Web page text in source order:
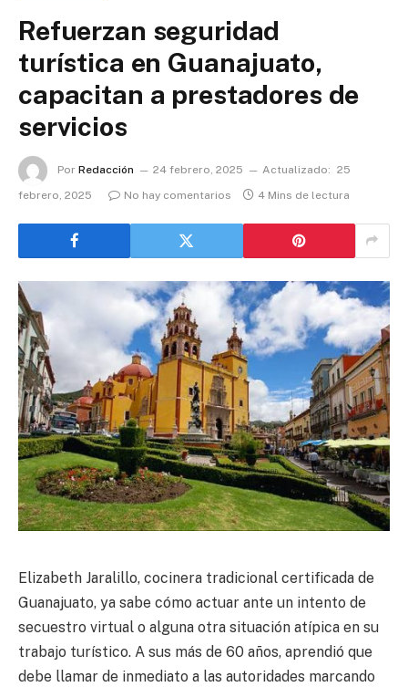
Refuerzan seguridad
turística en Guanajuato,
capacitan a prestadores de
servicios
Por Redacción 24 febrero, 2025 Actualizado: 25
febrero, 2025
No hay comentarios 4 Mins de lectura
Elizabeth Jaralillo, cocinera tradicional certificada de
Guanajuato, ya sabe cómo actuar ante un intento de
secuestro virtual o alguna otra situación atípica en su
trabajo turístico. A sus más de 60 años, aprendió que
debe llamar de inmediato a las autoridades marcando